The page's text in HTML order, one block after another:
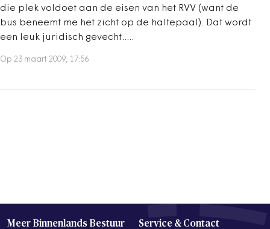
die plek voldoet aan de eisen van het RVV (want de
bus beneemt me het zicht op de haltepaal). Dat wordt
een leuk juridisch gevecht.....
Op 23 maart 2009, 17:56
Meer Binnenlands Bestuur Service & Contact